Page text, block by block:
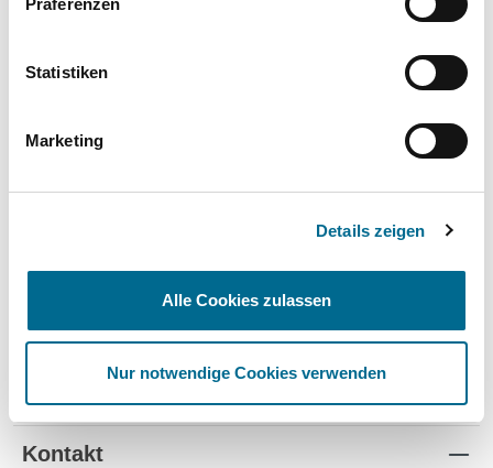
Präferenzen
Statistiken
Marketing
Details zeigen
Alle Cookies zulassen
Nur notwendige Cookies verwenden
Schnelle Verfügbarkeit
Flexible Laufzeiten ✔ - -
- -
Standorte
Kontakt